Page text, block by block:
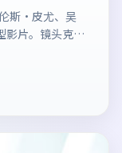
斯·皮尤、吴
影片。镜头克制
信息可供检索